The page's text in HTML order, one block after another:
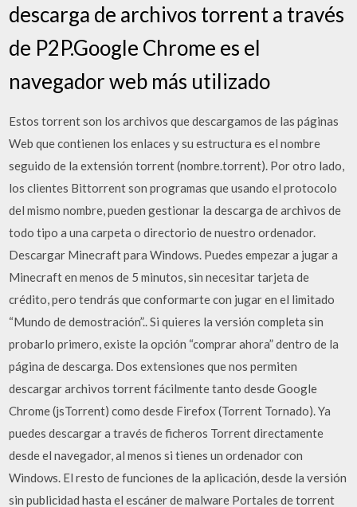
descarga de archivos torrent a través
de P2P.Google Chrome es el
navegador web más utilizado
Estos torrent son los archivos que descargamos de las páginas
Web que contienen los enlaces y su estructura es el nombre
seguido de la extensión torrent (nombre.torrent). Por otro lado,
los clientes Bittorrent son programas que usando el protocolo
del mismo nombre, pueden gestionar la descarga de archivos de
todo tipo a una carpeta o directorio de nuestro ordenador.
Descargar Minecraft para Windows. Puedes empezar a jugar a
Minecraft en menos de 5 minutos, sin necesitar tarjeta de
crédito, pero tendrás que conformarte con jugar en el limitado
“Mundo de demostración”.. Si quieres la versión completa sin
probarlo primero, existe la opción “comprar ahora” dentro de la
página de descarga. Dos extensiones que nos permiten
descargar archivos torrent fácilmente tanto desde Google
Chrome (jsTorrent) como desde Firefox (Torrent Tornado). Ya
puedes descargar a través de ficheros Torrent directamente
desde el navegador, al menos si tienes un ordenador con
Windows. El resto de funciones de la aplicación, desde la versión
sin publicidad hasta el escáner de malware Portales de torrent